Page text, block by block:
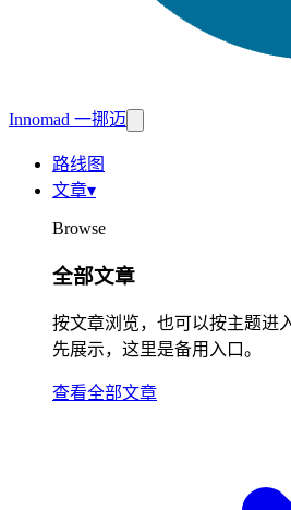
Innomad 一挪迈
路线图
文章▾
Browse
全部文章
按文章浏览，也可以按主题进
先展示，这里是备用入口。
查看全部文章